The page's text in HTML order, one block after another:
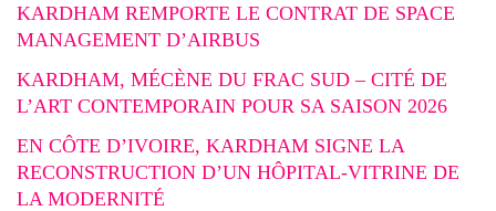
KARDHAM REMPORTE LE CONTRAT DE SPACE
MANAGEMENT D’AIRBUS
KARDHAM, MÉCÈNE DU FRAC SUD – CITÉ DE
L’ART CONTEMPORAIN POUR SA SAISON 2026
EN CÔTE D’IVOIRE, KARDHAM SIGNE LA
RECONSTRUCTION D’UN HÔPITAL-VITRINE DE
LA MODERNITÉ